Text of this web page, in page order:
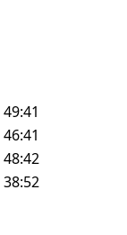
49:41
46:41
48:42
38:52